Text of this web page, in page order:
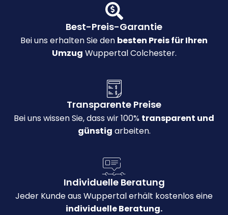
Best-Preis-Garantie
Bei uns erhalten Sie den besten Preis für Ihren
Umzug Wuppertal Colchester.
Transparente Preise
Bei uns wissen Sie, dass wir 100% transparent und
günstig arbeiten.
Individuelle Beratung
Jeder Kunde aus Wuppertal erhält kostenlos eine
individuelle Beratung.